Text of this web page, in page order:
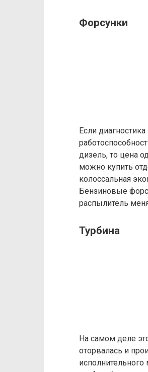
Форсунки
Если
дизель, то цена
можно купить
колоссальная
Бензиновые
распылитель
Турбина
На самом деле
оторвалась и